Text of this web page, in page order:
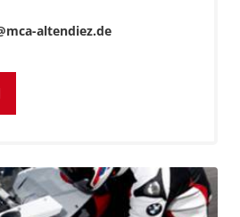
altendiez.de